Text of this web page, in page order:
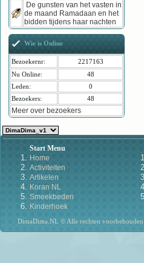
De gunsten van het vasten in
de maand Ramadaan en het
bidden tijdens haar nachten
Wie is Online
Bezoekernr:
2217163
Nu Online:
48
Leden:
0
Bezoekers:
48
Meer over bezoekers
Start Menu
Home
Activiteiten
Artikelen
Koran NL
Smeekbeden
Kinderhoek
DimaDima.NL © Alle rechten voorbehouden